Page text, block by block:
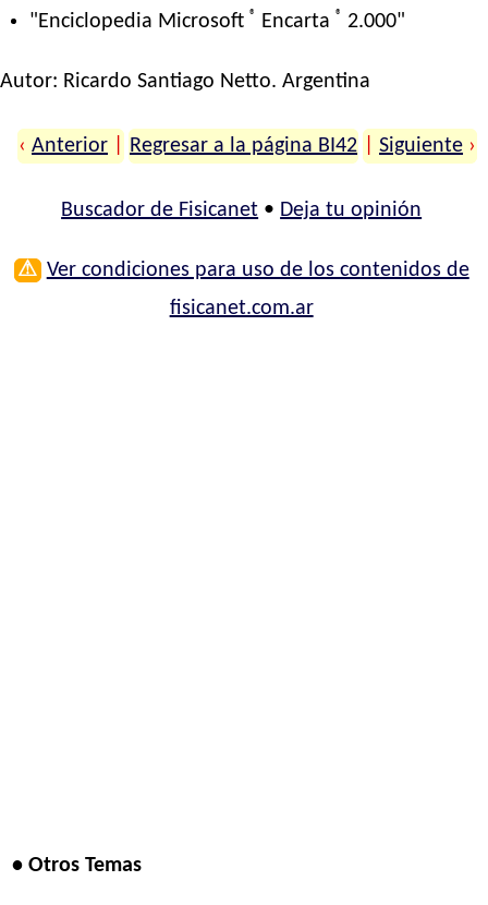
"Enciclopedia Microsoft ® Encarta ® 2.000"
Autor: Ricardo Santiago Netto. Argentina
‹ Anterior Regresar a la página BI42 Siguiente ›
Buscador de Fisicanet • Deja tu opinión
⚠ Ver condiciones para uso de los contenidos de
fisicanet.com.ar
• Otros Temas